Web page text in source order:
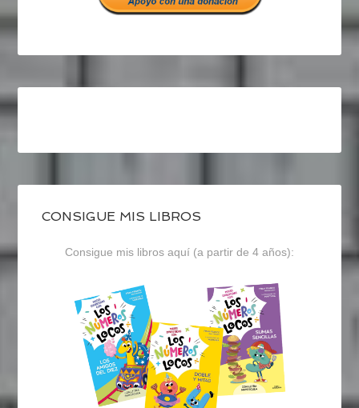
CONSIGUE MIS LIBROS
Consigue mis libros aquí (a partir de 4 años):